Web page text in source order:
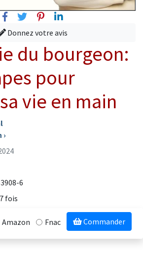
FacebookTwitterPinterest
Linkedin
Donnez votre avis
du bourgeon:
pour
vie en main
›
6
fois
Amazon Fnac Commander